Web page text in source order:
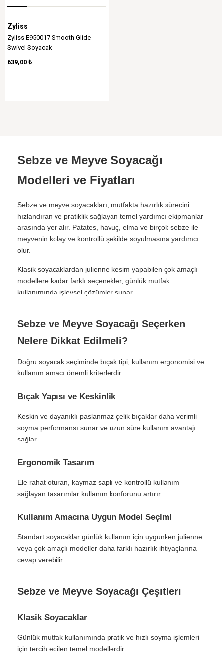
Zyliss
​Zyliss E950017 Smooth Glide
Swivel Soyacak
639,00 ₺
Sebze ve Meyve Soyacağı
Modelleri ve Fiyatları
Sebze ve meyve soyacakları, mutfakta hazırlık sürecini
hızlandıran ve pratiklik sağlayan temel yardımcı ekipmanlar
arasında yer alır. Patates, havuç, elma ve birçok sebze ile
meyvenin kolay ve kontrollü şekilde soyulmasına yardımcı
olur.
Klasik soyacaklardan julienne kesim yapabilen çok amaçlı
modellere kadar farklı seçenekler, günlük mutfak
kullanımında işlevsel çözümler sunar.
Sebze ve Meyve Soyacağı Seçerken
Nelere Dikkat Edilmeli?
Doğru soyacak seçiminde bıçak tipi, kullanım ergonomisi ve
kullanım amacı önemli kriterlerdir.
Bıçak Yapısı ve Keskinlik
Keskin ve dayanıklı paslanmaz çelik bıçaklar daha verimli
soyma performansı sunar ve uzun süre kullanım avantajı
sağlar.
Ergonomik Tasarım
Ele rahat oturan, kaymaz saplı ve kontrollü kullanım
sağlayan tasarımlar kullanım konforunu artırır.
Kullanım Amacına Uygun Model Seçimi
Standart soyacaklar günlük kullanım için uygunken julienne
veya çok amaçlı modeller daha farklı hazırlık ihtiyaçlarına
cevap verebilir.
Sebze ve Meyve Soyacağı Çeşitleri
Klasik Soyacaklar
Günlük mutfak kullanımında pratik ve hızlı soyma işlemleri
için tercih edilen temel modellerdir.